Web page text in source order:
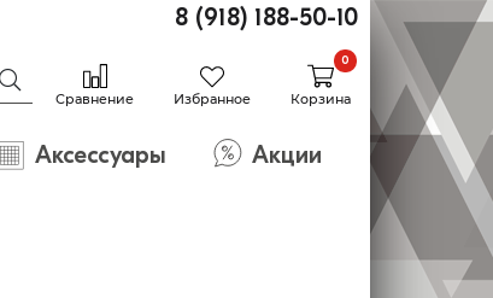
8 (918) 188-50-10
Сравнение Избранное Корзина
0
Аксессуары Акции